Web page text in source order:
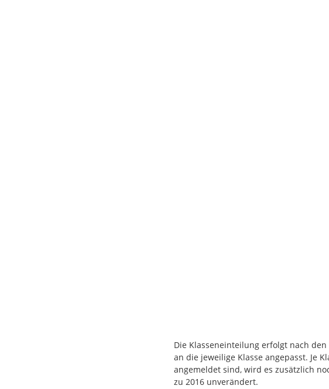
Die Klasseneinteilung erfolgt nach
an die jeweilige Klasse angepasst. Je
angemeldet sind, wird es zusätzlich
zu 2016 unverändert.